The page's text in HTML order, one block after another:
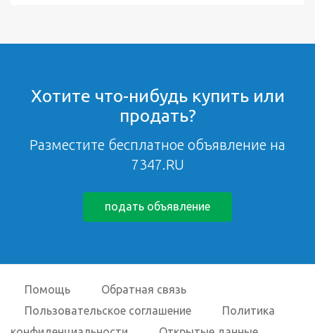
Хотите что-нибудь купить или
продать?
Разместите бесплатное объявление на
7347.RU
подать объявление
Помощь
Обратная связь
Пользовательское соглашение
Политика